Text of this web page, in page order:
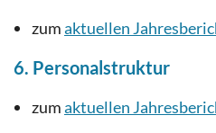
zumaktuellen
6. Personalstruktur
zumaktuellen